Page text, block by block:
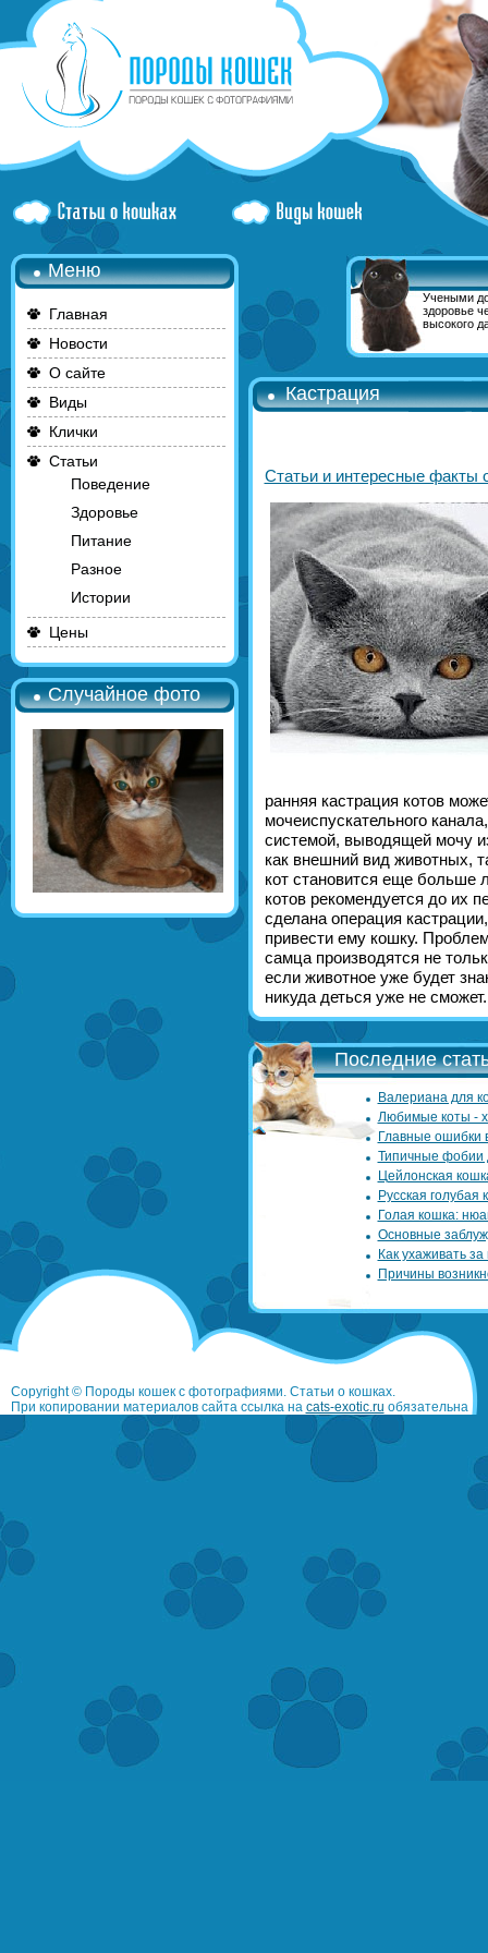
Меню
Главная
Новости
О сайте
Виды
Клички
Статьи
Поведение
Здоровье
Питание
Разное
Истории
Цены
Случайное фото
Учеными
здоровье
высокого
Кастрация
Статьи и интересные факты
ранняя кастрация котов
мочеиспускательного
системой, выводящей мочу
как внешний вид животных,
кот становится еще больше
котов рекомендуется до их
сделана операция
привести ему кошку.
самца производятся не
если животное уже будет
никуда деться уже не сможет.
Последние
Валериана для
Любимые коты -
Главные ошибки
Типичные фобии
Цейлонская
Русская голубая
Голая кошка:
Основные
Как ухаживать
Причины
Copyright © Породы кошек с фотографиями. Статьи о кошках.
При копировании материалов сайта ссылка на cats-exotic.ru обязательна